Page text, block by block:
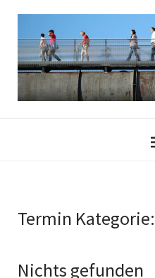
Termin Kategorie:
Nichts gefunden